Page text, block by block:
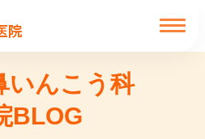
いんこう科
BLOG